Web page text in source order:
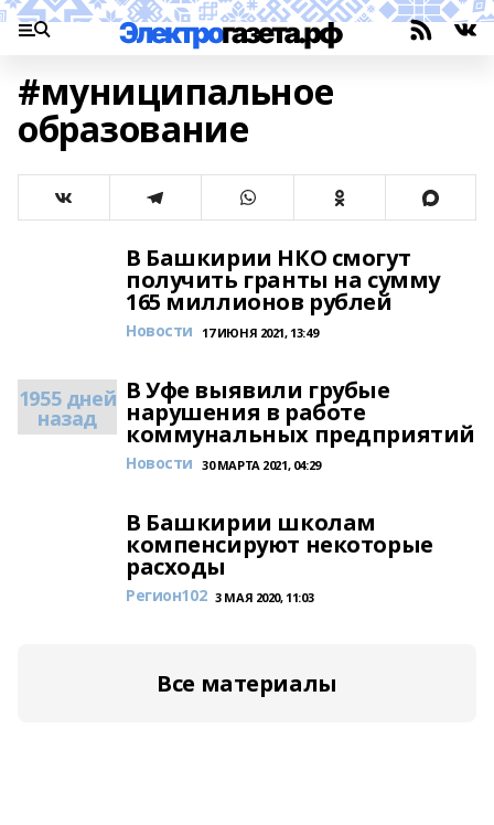
#муниципальное
образование
В Башкирии НКО смогут
получить гранты на сумму
165 миллионов рублей
Новости 17 ИЮНЯ 2021, 13:49
1955 дней
назад
В Уфе выявили грубые
нарушения в работе
коммунальных предприятий
Новости 30 МАРТА 2021, 04:29
В Башкирии школам
компенсируют некоторые
расходы
Регион102 3 МАЯ 2020, 11:03
Все материалы